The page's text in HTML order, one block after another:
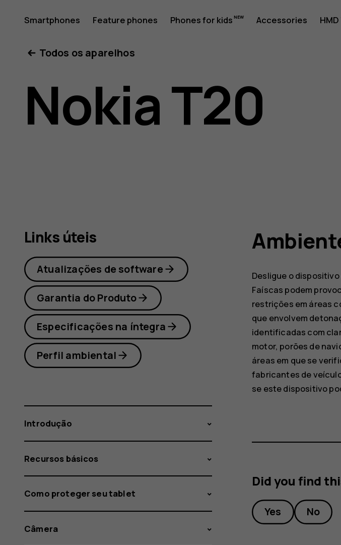
Nokia
T20
user
Smartphones Feature phones Phones for kids Accessories
Todos os aparelhos
Nokia T20
Desligue o
Faíscas podem
restrições em áreas
que envolvem
identificadas com
motor, porões de
áreas em que se
fabricantes de
se este dispositivo
Did you find
Yes No
Links úteis
Atualizações de software
Garantia do Produto
Especificações na íntegra
Perfil ambiental
Introdução
Recursos básicos
Como proteger seu tablet
Câmera